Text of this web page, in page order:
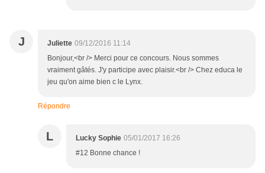
J Juliette 09/12/2016 11:14
Bonjour,<br /> Merci pour ce concours. Nous sommes
vraiment gâtés. J'y participe avec plaisir.<br /> Chez educa le
jeu qu'on aime bien c le Lynx.
Répondre
L Lucky Sophie 05/01/2017 16:26
#12 Bonne chance !